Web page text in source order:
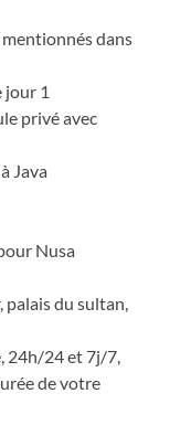
dans
jour 1
privé avec
Java
Nusa
palais du sultan,
24h/24 et 7j/7,
de votre